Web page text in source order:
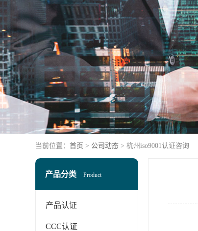
当前位置： 首页 > 公司动态 > 杭州iso9001认证咨询
产品分类 Product
产品认证
CCC认证